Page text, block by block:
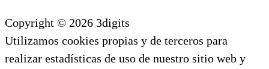
Copyright © 2026 3digits
Utilizamos cookies propias y de terceros para
realizar estadísticas de uso de nuestro sitio web y